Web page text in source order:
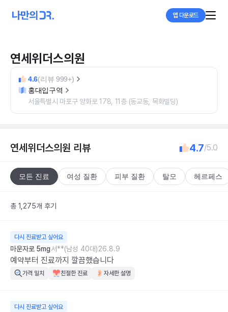
앱 다운로드
연세위더스의원
4.6(리뷰 999+)
홍대입구역
서울특별시 마포구 양화로 178, 11층 (동교동, 목화빌딩)
연세위더스의원 리뷰 4.7/5.0
모든 진료 여성 질환 피부 질환 탈모 헤르페스
총 1,275개 후기
다시 진료받고 싶어요
마운자로 5mg서**(남성 40대)26.8.9
예약부터 진료까지 깔끔했습니다
가격 일치 친절한 진료 자세한 설명
다시 진료받고 싶어요